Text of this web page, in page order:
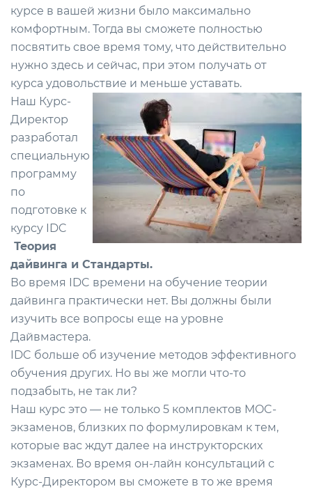
курсе в вашей жизни было максимально
комфортным. Тогда вы сможете полностью
посвятить свое время тому, что действительно
нужно здесь и сейчас, при этом получать от
курса удовольствие и меньше уставать.
Наш Курс-
Директор
разработал
специальную
программу
по
подготовке к
курсу IDC
Теория
дайвинга и Стандарты.
Во время IDC времени на обучение теории
дайвинга практически нет. Вы должны были
изучить все вопросы еще на уровне
Дайвмастера.
IDC больше об изучение методов эффективного
обучения других. Но вы же могли что-то
подзабыть, не так ли?
Наш курс это — не только 5 комплектов MOC-
экзаменов, близких по формулировкам к тем,
которые вас ждут далее на инструкторских
экзаменах. Во время он-лайн консультаций с
Курс-Директором вы сможете в то же время